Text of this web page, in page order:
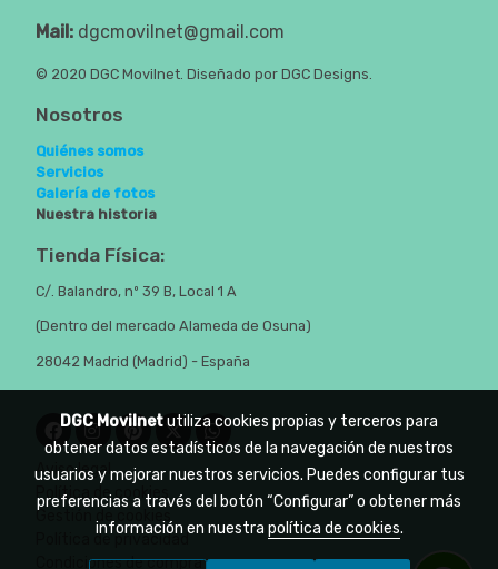
Mail: dgcmovilnet@gmail.com
© 2020 DGC Movilnet. Diseñado por DGC Designs.
Nosotros
Quiénes somos
Servicios
Galería de fotos
Nuestra historia
Tienda Física:
C/. Balandro, nº 39 B, Local 1 A
(Dentro del mercado Alameda de Osuna)
28042 Madrid (Madrid) - España
Aviso legal
Política de cookies
Gestión de cookies
Política de privacidad
Condiciones de compra
DGC Movilnetutiliza cookies propias y terceros para
obtener datos estadísticos de la navegación de nuestros
usuarios y mejorar nuestros servicios. Puedes configurar tus
preferencias a través del botón “Configurar” o obtener más
información en nuestra política de cookies.